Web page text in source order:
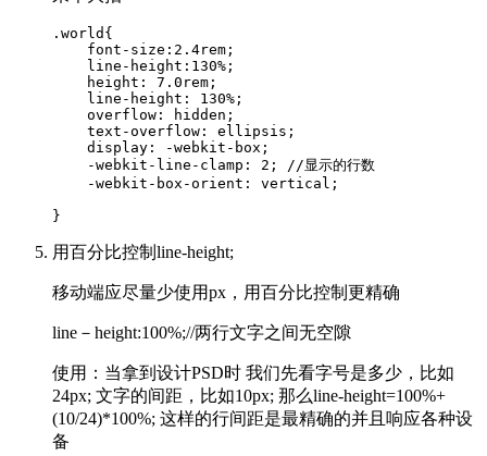
.world{
    font-size:2.4rem;
    line-height:130%;
    height: 7.0rem;
    line-height: 130%;
    overflow: hidden;
    text-overflow: ellipsis;
    display: -webkit-box;
    -webkit-line-clamp: 2; //显示的行数
    -webkit-box-orient: vertical;
用百分比控制line-height;
移动端应尽量少使用px，用百分比控制更精确
line－height:100%;//两行文字之间无空隙
使用：当拿到设计PSD时 我们先看字号是多少，比如
24px; 文字的间距，比如10px; 那么line-height=100%+
(10/24)*100%; 这样的行间距是最精确的并且响应各种设
备